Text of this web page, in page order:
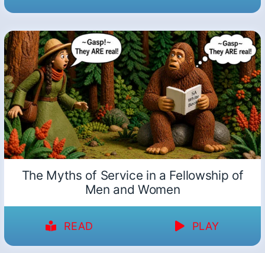
The Myths of Service in a Fellowship of
Men and Women
READ PLAY